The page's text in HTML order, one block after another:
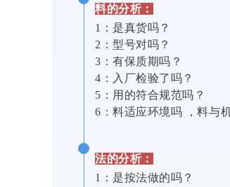
料的分析：
1：是真货吗？
2：型号对吗？
3：有保质期吗？
4：入厂检验了吗？
5：用的符合规范吗？
6：料适应环境吗 ，料与
法的分析：
1：是按法做的吗？